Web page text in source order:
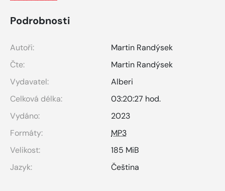
Podrobnosti
Autoři:
Martin Randýsek
Čte:
Martin Randýsek
Vydavatel:
Alberi
Celková délka:
03:20:27 hod.
Vydáno:
2023
Formáty:
MP3
Velikost:
185 MiB
Jazyk:
Čeština